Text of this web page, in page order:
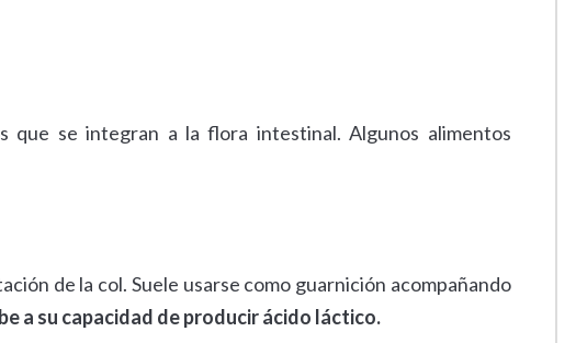
que se integran a la flora intestinal. Algunos alimentos
de la col. Suele usarse como guarnición acompañando
a su capacidad de producir ácido láctico.